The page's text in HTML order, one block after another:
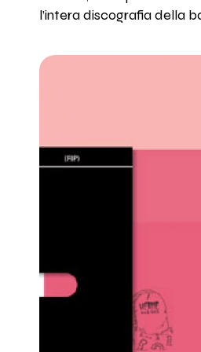
l’intera discografia della